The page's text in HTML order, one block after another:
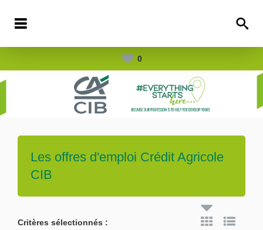
0
Les offres d'emploi Crédit Agricole
CIB
Critères sélectionnés :